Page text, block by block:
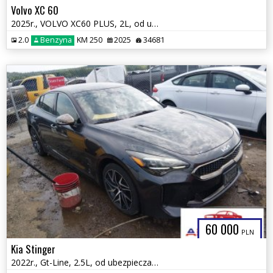
Volvo XC 60
2025r., VOLVO XC60 PLUS, 2L, od ubezpieczalni
2.0 Benzyna KM 250 2025 34681
60 000 PLN
Kia Stinger
2022r., Gt-Line, 2.5L, od ubezpieczalni